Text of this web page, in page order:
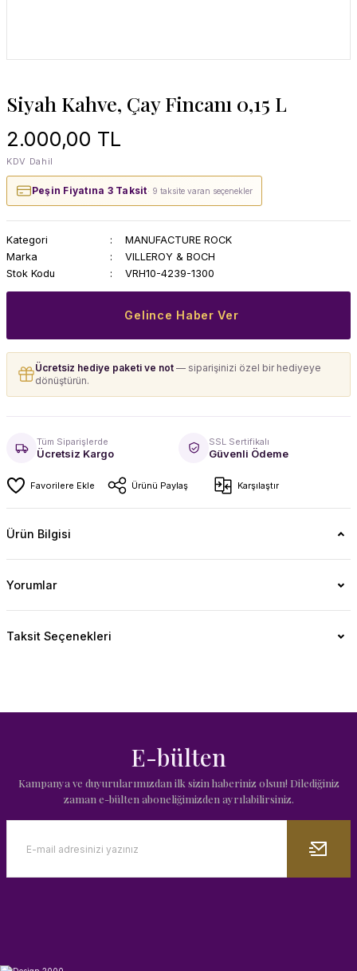
Siyah Kahve, Çay Fincanı 0,15 L
2.000,00 TL
KDV Dahil
Peşin Fiyatına 3 Taksit· 9 taksite varan seçenekler
Kategori
MANUFACTURE ROCK
Marka
VILLEROY & BOCH
Stok Kodu
VRH10-4239-1300
Gelince Haber Ver
Ücretsiz hediye paketi ve not — siparişinizi özel bir hediyeye
dönüştürün.
Tüm Siparişlerde
Ücretsiz Kargo
SSL Sertifikalı
Güvenli Ödeme
Ürünü Paylaş Karşılaştır
Ürün Bilgisi
Yorumlar
Taksit Seçenekleri
E-bülten
Kampanya ve duyurularımızdan ilk sizin haberiniz olsun! Dilediğiniz
zaman e-bülten aboneliğimizden ayrılabilirsiniz.